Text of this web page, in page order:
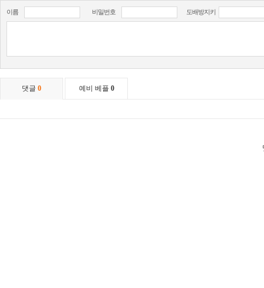
이름 비밀번호 도배방지키
댓글 0 예비 베플 0